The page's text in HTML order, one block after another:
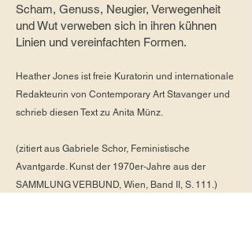
Scham, Genuss, Neugier, Verwegenheit
und Wut verweben sich in ihren kühnen
Linien und vereinfachten Formen.
Heather Jones ist freie Kuratorin und internationale
Redakteurin von Contemporary Art Stavanger und
schrieb diesen Text zu Anita Münz.
(zitiert aus Gabriele Schor, Feministische
Avantgarde. Kunst der 1970er-Jahre aus der
SAMMLUNG VERBUND, Wien, Band II, S. 111.)